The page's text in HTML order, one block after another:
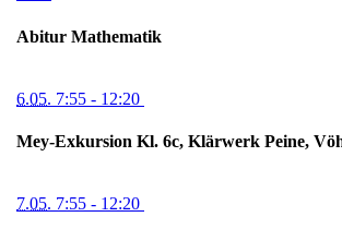
Abitur Mathematik
6.05. 7:55 - 12:20
Mey-Exkursion Kl. 6c, Klärwerk Peine,
7.05. 7:55 - 12:20